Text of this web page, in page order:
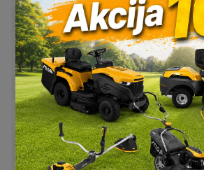
Kapacitet baterije
Nazivna ulazna
snaga punjača
Napon punjača
Maks. struja punjena
Težina